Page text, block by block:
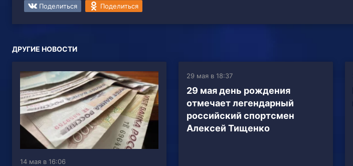
Поделиться Поделиться
ДРУГИЕ НОВОСТИ
14 мая в 16:06
29 мая в 18:37
29 мая день рождения
отмечает легендарный
российский спортсмен
Алексей Тищенко